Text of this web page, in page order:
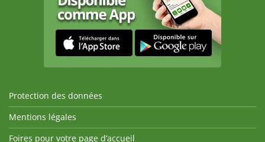
Protection des données
Mentions légales
Foires pour votre page d’accueil